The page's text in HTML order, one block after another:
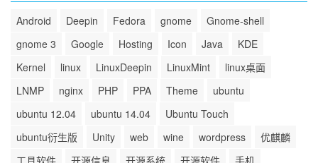
Android Deepin Fedora gnome
Gnome-shell
gnome 3
Google Hosting Icon Java
KDE
Kernel
linux LinuxDeepin LinuxMint
linux桌面
LNMP
nginx PHP PPA Theme
ubuntu
ubuntu 12.04
ubuntu 14.04
Ubuntu Touch
ubuntu衍生版
Unity web wine wordpress
优麒麟